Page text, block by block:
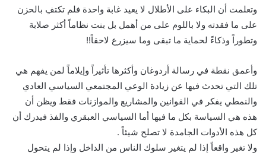
وتعلمت أن البكاء على الأطلال لا يعيد غابة واحدة فلم تكتفِ بالحزن
على ما فقدته ولا باللوم على من أهمل بل بنت نظاماً أكثر صلابة
وتطوراً وذكاءً لحماية ما تبقى وما سيزرع لاحقاً!!
وأعمق نقطة في رسالة أردوغان وأكثرها تأثيراً وإيلاماً لمن يفهم هي
تلك التي تحدث فيها عن زيادة الوعي المجتمعي السياسي العادي
والنمطي يفكر في القوانين والمشاريع والموازنات فقط ويظن أن
هذه هي السياسة بكل ما فيها أما السياسي العبقري والفذ فيدرك أن
كل هذه الأدوات الجامدة لا تصلح شيئاً .
ولا تغير واقعاً إذا لم يتغير سلوك الناس من الداخل وإذا لم يتحول